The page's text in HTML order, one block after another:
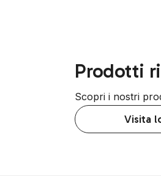
Prodotti
Scopri i nostri
Visita